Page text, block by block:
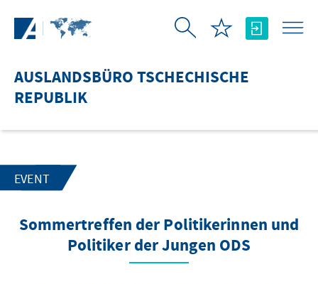
AUSLANDSBÜRO TSCHECHISCHE
REPUBLIK
EVENT
Sommertreffen der Politikerinnen und
Politiker der Jungen ODS